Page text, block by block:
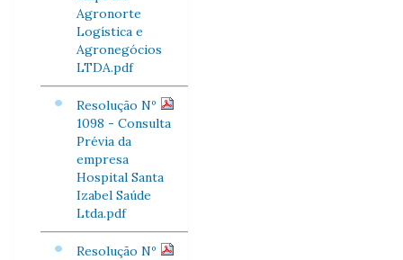
Agronorte
Logística e
Agronegócios
LTDA.pdf
Resolução Nº
1098 - Consulta
Prévia da
empresa
Hospital Santa
Izabel Saúde
Ltda.pdf
Resolução Nº